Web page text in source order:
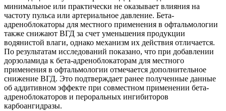
минимальное или практически не оказывает влияния на
частоту пульса или артериальное давление. Бета-
адреноблокаторы для местного применения в офтальмологии
также снижают ВГД за счет уменьшения продукции
водянистой влаги, однако механизм их действия отличается.
По результатам исследований показано, что при добавлении
дорзоламида к бета-адреноблокаторам для местного
применения в офтальмологии отмечается дополнительное
снижение ВГД. Это подтверждает ранее полученные данные
об аддитивном эффекте при совместном применении бета-
адреноблокаторов и пероральных ингибиторов
карбоангидразы.